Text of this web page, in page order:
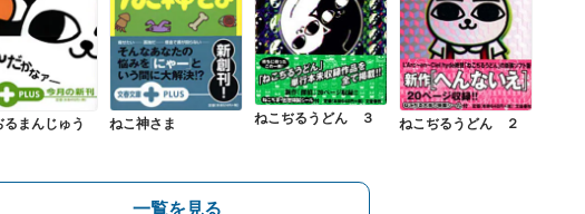
るまんじゅう ねこ神さま ねこぢるうどん ３ ねこぢるうどん ２
一覧を見る